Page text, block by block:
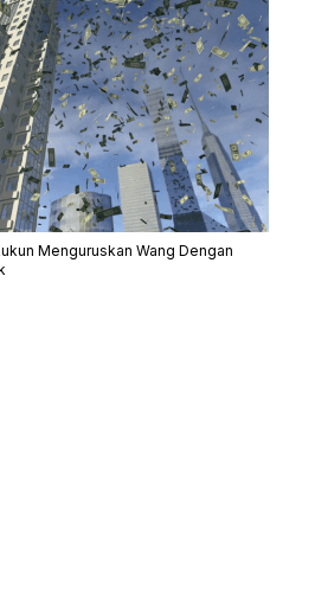
Menguruskan Wang Dengan